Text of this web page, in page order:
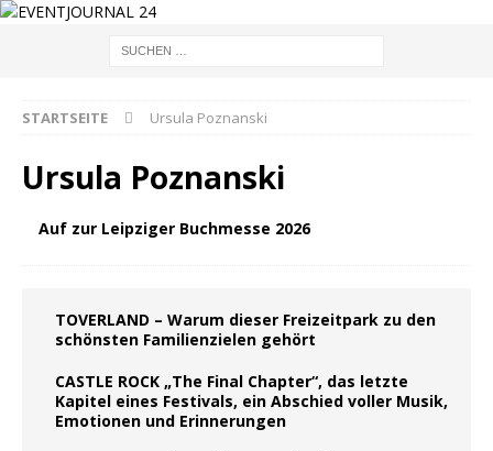
STARTSEITE Ursula Poznanski
Ursula Poznanski
Auf zur Leipziger Buchmesse 2026
TOVERLAND – Warum dieser Freizeitpark zu den
schönsten Familienzielen gehört
CASTLE ROCK „The Final Chapter“, das letzte
Kapitel eines Festivals, ein Abschied voller Musik,
Emotionen und Erinnerungen